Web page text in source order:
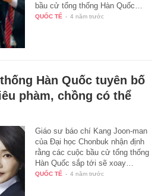
bầu cử tổng thống Hàn Quốc…
QUỐC TẾ - 4 năm trước
Hàn Quốc tuyên bố
phàm, chồng có thể
Giáo sư báo chí Kang Joon-man
của Đại học Chonbuk nhận định
rằng các cuộc bầu cử tổng thống
Hàn Quốc sắp tới sẽ xoay…
QUỐC TẾ - 4 năm trước